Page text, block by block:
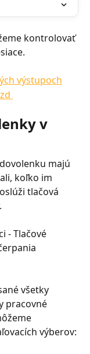
kontrolovať
výstupoch
v
majú
koľko im
tlačová
- Tlačové
všetky
pracovné
výberov: